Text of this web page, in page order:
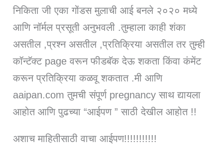
निकिता जी एका गोंडस मुलाची आई बनले २०२० मध्ये
आणि नॉर्मल प्रसूती अनुभवली .तुम्हाला काही शंका
असतील ,प्रश्न असतील ,प्रतिक्रिया असतील तर तुम्ही
कॉन्टॅक्ट page वरून फीडबॅक देऊ शकता किंवा कंमेंट
करून प्रतिक्रिया कळवू शकतात .मी आणि
aaipan.com तुमची संपूर्ण pregnancy साथ द्यायला
आहोत आणि पुढच्या “आईपण ” साठी देखील आहोत !!
अशाच माहितीसाठी वाचा आईपण!!!!!!!!!!!